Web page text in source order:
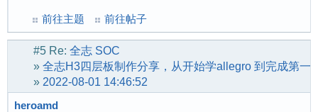
前往主题 前往帖子
#5 Re: 全志 SOC
» 全志H3四层板制作分享，从开始学allegro 到完成第一
» 2022-08-01 14:46:52
heroamd